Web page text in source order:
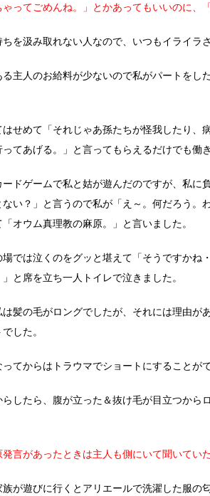
ゃってごめんね。」とかあってもいいのに、
ちを汲み取れない人なので、いつもイライラ
る主人のお給料が少ないので私がパートをし
はせめて「それじゃあ孫たちが怪我したり、
ってあげる。」と言ってもらえるだけでも働
ードゲームで私と姑が遊んだのですが、私に
ない？」と言うので私が「え～。何だろう。
オウム真理教の麻原。」と言いました。
場では泣くのをグッと堪えて「そうですかね
」と席を立ち一人トイレで泣きました。
は髪の毛がロングでしたが、それには理由が
した。
ってからはトラウマでショートにすることが
らしたら、腹が立った＆抜け毛が目立つから
発言があったときは主人も側にいて聞いてい
族が遊びに行くとアリエールで洗濯した服の